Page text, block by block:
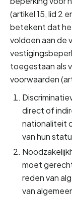
(artikel 15, lid 2
betekent dat
voldoen aan de
toegestaan als
voorwaarden
direct of
nationaliteit
van hun
moet
reden van
van